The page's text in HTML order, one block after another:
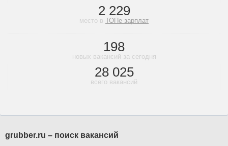
2 229
место в ТОПе зарплат
198
новых вакансий за сегодня
28 025
всего вакансий
grubber.ru – поиск вакансий